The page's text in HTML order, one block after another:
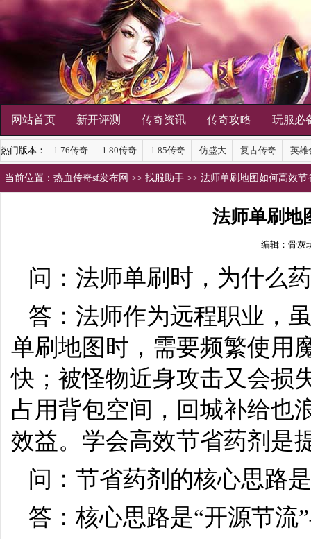
网站首页 新开评测 传奇资讯 传奇攻略 玩服必
热门版本： 1.76传奇 1.80传奇 1.85传奇 仿盛大 复古传奇 英雄
当前位置： 热血传奇sf发布网 >> 找服助手 >> 法师单刷地图如何高效节
法师单刷地
编辑：骨灰
问：法师单刷时，为什么
答：法师作为远程职业，
单刷地图 时，需要频繁使用
快；被怪物近身攻击又会损
占用背包空间，回城补给也
效益。学会高效节省药剂是
问：节省药剂的核心思路
答：核心思路是“开源节流